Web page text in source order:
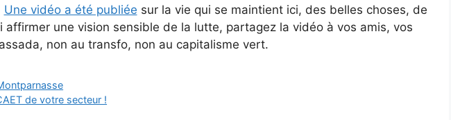
Une vidéo a été publiée sur la vie qui se maintient ici, des belles choses, de
affirmer une vision sensible de la lutte, partagez la vidéo à vos amis, vos
non au transfo, non au capitalisme vert.
de votre secteur !